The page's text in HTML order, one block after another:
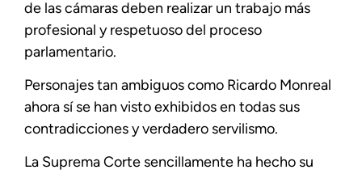
de las cámaras deben realizar un trabajo más
profesional y respetuoso del proceso
parlamentario.
Personajes tan ambiguos como Ricardo Monreal
ahora sí se han visto exhibidos en todas sus
contradicciones y verdadero servilismo.
La Suprema Corte sencillamente ha hecho su